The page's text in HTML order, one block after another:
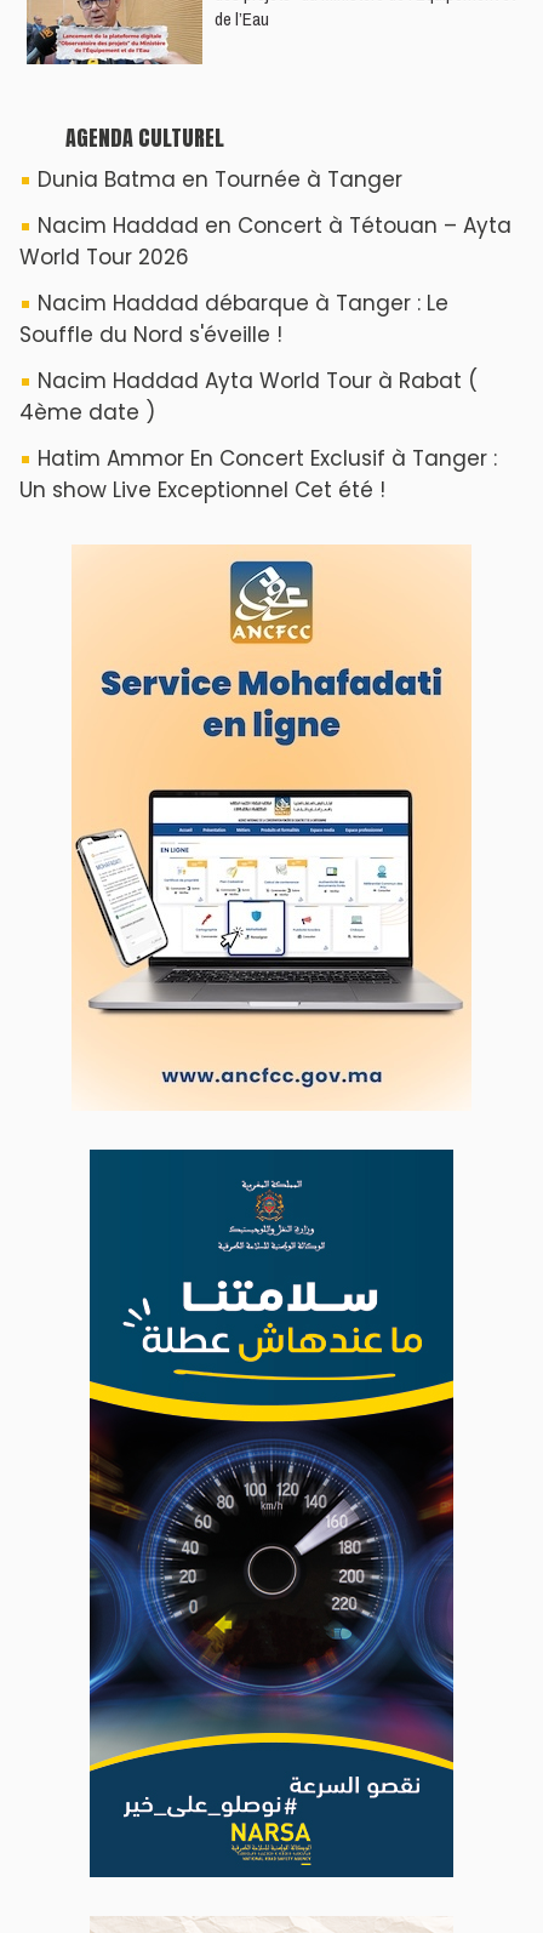
ABOUT US
A propos de L'ODJ
VOS CONTRIBUTIONS
LODJ VIDÉO
L'ODJ LIVE TV
LODJ AUDIO
WEB RADIO R212
Copyright © 2022 Groupe de presse Arrissala
Ce site utilise Google Analytics. En continuant à naviguer, vous nous
autorisez à déposer un cookie à des fins de mesure d'audience